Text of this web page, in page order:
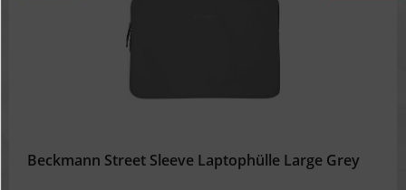
Beckmann Street Sleeve Laptophülle Large Grey